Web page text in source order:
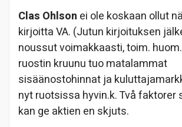
Clas Ohlson ei ole koskaan ollut
kirjoitta VA. (Jutun kirjoituksen
noussut voimakkaasti, toim.
ruostin kruunu tuo matalammat
sisäänostohinnat ja
nyt ruotsissa hyvin.k. Två faktorer
kan ge aktien en skjuts.